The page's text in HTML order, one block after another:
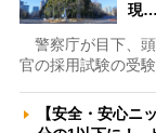
現…
警察庁が目下、
官の採用試験の受
【安全・安心ニ